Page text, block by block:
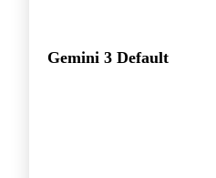
Gemini 3 Default